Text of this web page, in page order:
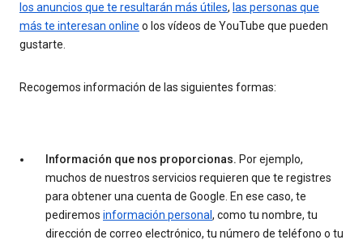
los anuncios que te resultarán más útiles, las personas que
más te interesan online o los vídeos de YouTube que pueden
gustarte.
Recogemos información de las siguientes formas:
Información que nos proporcionas. Por ejemplo,
muchos de nuestros servicios requieren que te registres
para obtener una cuenta de Google. En ese caso, te
pediremos información personal, como tu nombre, tu
dirección de correo electrónico, tu número de teléfono o tu